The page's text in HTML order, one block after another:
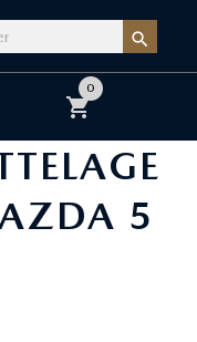

shopping_cart
0
5